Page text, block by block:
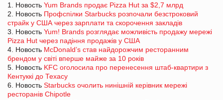
1. Новость Yum Brands продає Pizza Hut за $2,7 млрд
2. Новость Профспілки Starbucks розпочали безстроковий
страйк у США через зарплати та скорочення закладів
3. Новость Yum! Brands розглядає можливість продажу мережі
Pizza Hut через падіння продажів у США
4. Новость McDonald’s став найдорожчим ресторанним
брендом у світі вперше майже за 10 років
5. Новость KFC оголосила про перенесення штаб-квартири з
Кентуккі до Техасу
6. Новость Starbucks очолить нинішній керівник мережі
ресторанів Chipotle